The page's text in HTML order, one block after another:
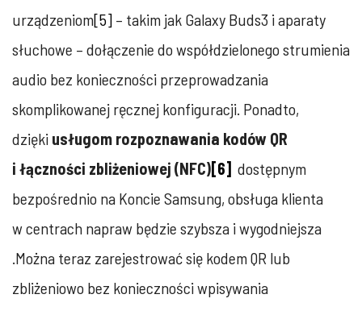
urządzeniom[5] – takim jak Galaxy Buds3 i aparaty
słuchowe – dołączenie do współdzielonego strumienia
audio bez konieczności przeprowadzania
skomplikowanej ręcznej konfiguracji. Ponadto,
dzięki usługom rozpoznawania kodów QR
i łączności zbliżeniowej (NFC)[6] dostępnym
bezpośrednio na Koncie Samsung, obsługa klienta
w centrach napraw będzie szybsza i wygodniejsza
.Można teraz zarejestrować się kodem QR lub
zbliżeniowo bez konieczności wpisywania